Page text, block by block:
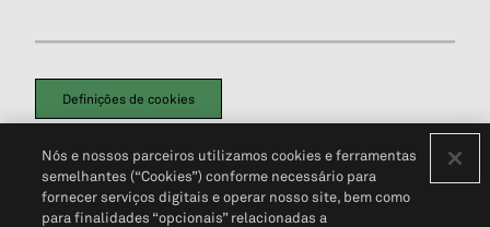
Definições de cookies
Política de PrivacidadePortal de privacidade do cliente (em inglês)
Não Venda Minhas Informações Pessoais© 2026 S&P Global
Nós e nossos parceiros utilizamos cookies e ferramentas
semelhantes (“Cookies”) conforme necessário para
fornecer serviços digitais e operar nosso site, bem como
para finalidades “opcionais” relacionadas a